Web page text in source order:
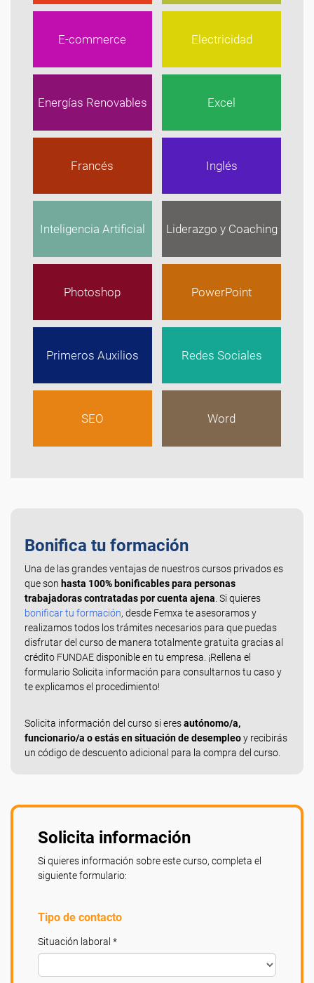
E-commerce Electricidad
Energías Renovables Excel
Francés Inglés
Inteligencia Artificial Liderazgo y Coaching
Photoshop PowerPoint
Primeros Auxilios Redes Sociales
SEO Word
Bonifica tu formación
Una de las grandes ventajas de nuestros cursos privados es
que son hasta 100% bonificables para personas
trabajadoras contratadas por cuenta ajena . Si quieres
bonificar tu formación, desde Femxa te asesoramos y
realizamos todos los trámites necesarios para que puedas
disfrutar del curso de manera totalmente gratuita gracias al
crédito FUNDAE disponible en tu empresa. ¡Rellena el
formulario Solicita información para consultarnos tu caso y
te explicamos el procedimiento!
Solicita información del curso si eresautónomo/a,
funcionario/a o estás en situación de desempleoy recibirás
un código de descuento adicional para la compra del curso.
Solicita información
Si quieres información sobre este curso, completa el
siguiente formulario:
Tipo de contacto
Situación laboral *